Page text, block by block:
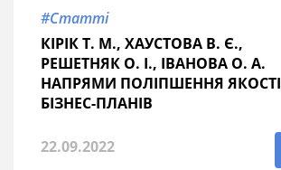
#Статті
КІРІК Т. М., ХАУСТОВА В. Є.,
РЕШЕТНЯК О. І., ІВАНОВА О. А.
НАПРЯМИ ПОЛІПШЕННЯ ЯКОСТІ
БІЗНЕС-ПЛАНІВ
22.09.2022